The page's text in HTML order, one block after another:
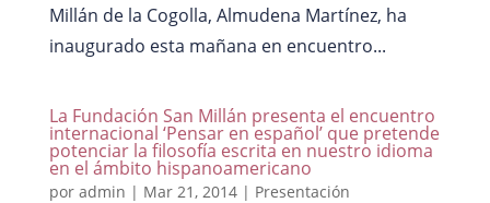
Millán de la Cogolla, Almudena Martínez, ha
inaugurado esta mañana en encuentro...
La Fundación San Millán presenta el encuentro
internacional ‘Pensar en español’ que pretende
potenciar la filosofía escrita en nuestro idioma
en el ámbito hispanoamericano
por admin | Mar 21, 2014| Presentación